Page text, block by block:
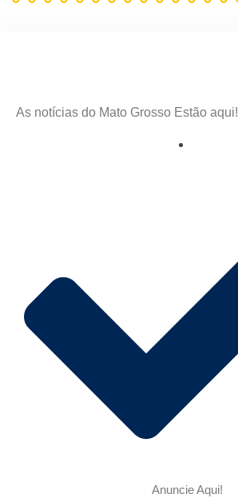
As notícias do Mato Grosso Estão aqui!
Anuncie Aqui!